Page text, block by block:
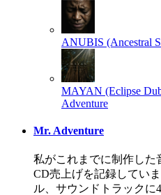
ANUBIS (Ancestral
MAYAN (Eclipse
Adventure
Mr. Adventure
私がこれまでに制作した
CD売上げを記録してい
ル、サウンドトラックに